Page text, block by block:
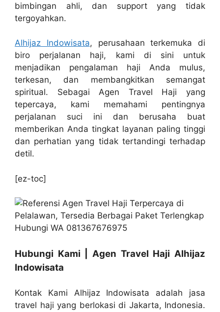
bimbingan ahli, dan support yang tidak
tergoyahkan.
Alhijaz Indowisata, perusahaan terkemuka di
biro perjalanan haji, kami di sini untuk
menjadikan pengalaman haji Anda mulus,
terkesan, dan membangkitkan semangat
spiritual. Sebagai Agen Travel Haji yang
tepercaya, kami memahami pentingnya
perjalanan suci ini dan berusaha buat
memberikan Anda tingkat layanan paling tinggi
dan perhatian yang tidak tertandingi terhadap
detil.
[ez-toc]
Hubungi Kami | Agen Travel Haji Alhijaz
Indowisata
Kontak Kami Alhijaz Indowisata adalah jasa
travel haji yang berlokasi di Jakarta, Indonesia.